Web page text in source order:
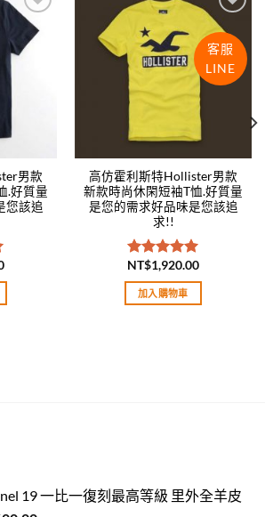
Add to
wishlist
男款
.好質量
您該追
Add to
wishlist
高仿霍利斯特Hollister男款
新款時尚休閑短袖T恤.好質量
是您的需求好品味是您該追
求!!
評分5.00
滿分 5
NT$1,920.00
加入購物車
19 一比一復刻最高等級 里外全羊皮
客服
LINE